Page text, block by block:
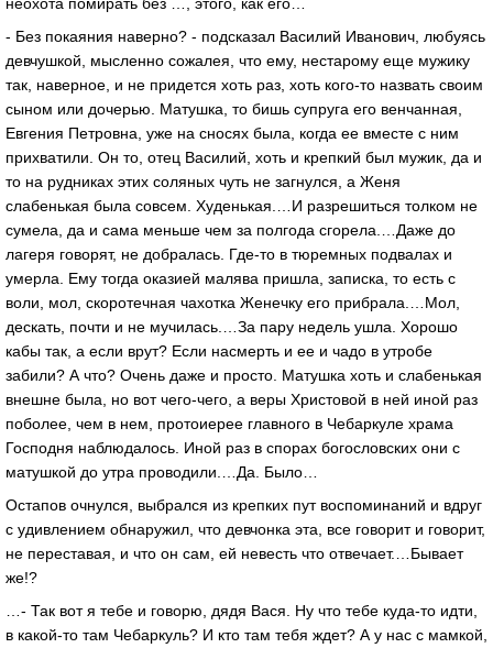
неохота помирать без …, этого, как его…
- Без покаяния наверно? - подсказал Василий Иванович, любуясь
девчушкой, мысленно сожалея, что ему, нестарому еще мужику
так, наверное, и не придется хоть раз, хоть кого-то назвать своим
сыном или дочерью. Матушка, то бишь супруга его венчанная,
Евгения Петровна, уже на сносях была, когда ее вместе с ним
прихватили. Он то, отец Василий, хоть и крепкий был мужик, да и
то на рудниках этих соляных чуть не загнулся, а Женя
слабенькая была совсем. Худенькая.…И разрешиться толком не
сумела, да и сама меньше чем за полгода сгорела.…Даже до
лагеря говорят, не добралась. Где-то в тюремных подвалах и
умерла. Ему тогда оказией малява пришла, записка, то есть с
воли, мол, скоротечная чахотка Женечку его прибрала.…Мол,
дескать, почти и не мучилась.…За пару недель ушла. Хорошо
кабы так, а если врут? Если насмерть и ее и чадо в утробе
забили? А что? Очень даже и просто. Матушка хоть и слабенькая
внешне была, но вот чего-чего, а веры Христовой в ней иной раз
поболее, чем в нем, протоиерее главного в Чебаркуле храма
Господня наблюдалось. Иной раз в спорах богословских они с
матушкой до утра проводили.…Да. Было…
Остапов очнулся, выбрался из крепких пут воспоминаний и вдруг
с удивлением обнаружил, что девчонка эта, все говорит и говорит,
не переставая, и что он сам, ей невесть что отвечает.…Бывает
же!?
…- Так вот я тебе и говорю, дядя Вася. Ну что тебе куда-то идти,
в какой-то там Чебаркуль? И кто там тебя ждет? А у нас с мамкой,